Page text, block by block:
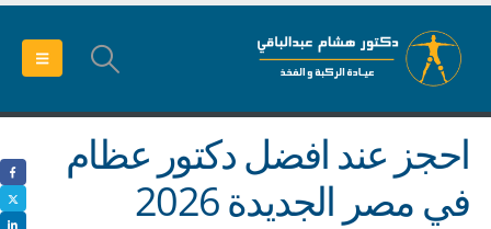
احجز عند افضل دكتور عظام
في مصر الجديدة 2026